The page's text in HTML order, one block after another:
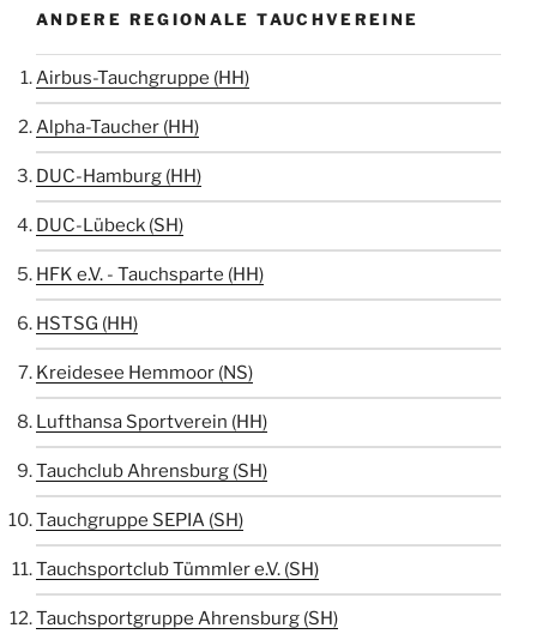
ANDERE REGIONALE TAUCHVEREINE
Airbus-Tauchgruppe (HH)
Alpha-Taucher (HH)
DUC-Hamburg (HH)
DUC-Lübeck (SH)
HFK e.V. - Tauchsparte (HH)
HSTSG (HH)
Kreidesee Hemmoor (NS)
Lufthansa Sportverein (HH)
Tauchclub Ahrensburg (SH)
Tauchgruppe SEPIA (SH)
Tauchsportclub Tümmler e.V. (SH)
Tauchsportgruppe Ahrensburg (SH)